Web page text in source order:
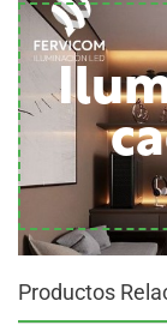
Productos